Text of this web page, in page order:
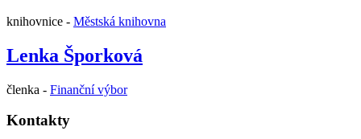
knihovnice - Městská knihovna
Lenka Šporková
členka - Finanční výbor
Kontakty